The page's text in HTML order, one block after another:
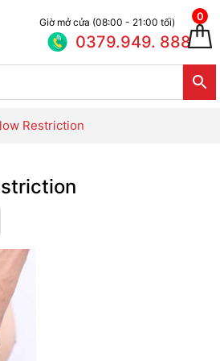
Giờ mở cửa (08:00 - 21:00 tối)
0379.949. 888
0
Restriction